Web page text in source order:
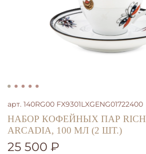
арт. 140RG00 FX9301LXGENG01722400
НАБОР КОФЕЙНЫХ ПАР
ARCADIA, 100 МЛ (2 ШТ.)
25 500 ₽